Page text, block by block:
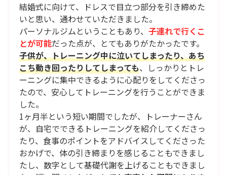
結婚式に向けて、ドレスで目立つ部分を引き締めた
いと思い、通わせていただきました。
パーソナルジムということもあり、 子連れで行くこ
とが可能だった点が、とてもありがたかったです。
子供が、トレーニング中に泣いてしまったり、あち
こち動き回ったりしてしまっても、しっかりとトレ
ーニングに集中できるように心配りをしてくださっ
たので、安心してトレーニングを行うことができま
した。
1ヶ月半という短い期間でしたが、トレーナーさん
が、自宅でできるトレーニングを紹介してくださっ
たり、食事のポイントをアドバイスしてくださった
おかげで、体の引き締まりを感じることもできまし
たし、数字として基礎代謝を上げることもできまし